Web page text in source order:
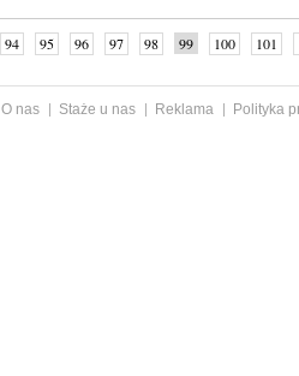
94 95 96 97 98 99 100 101
O nas Staże u nas Reklama
Polityka